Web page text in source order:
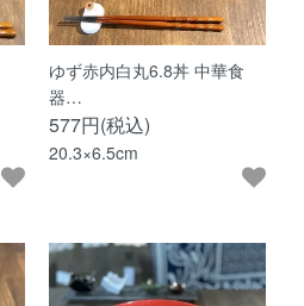
ゆず赤内白丸6.8丼 中華食
器…
577円(税込)
20.3×6.5cm